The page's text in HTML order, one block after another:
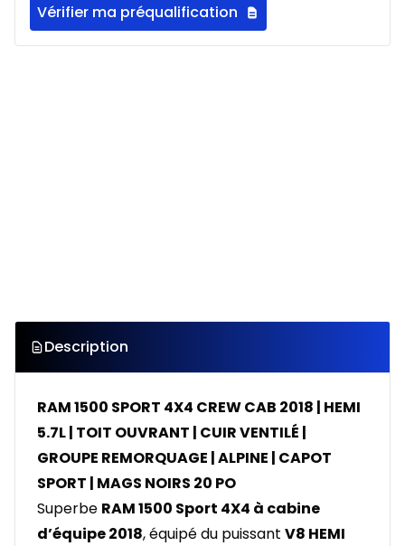
Vérifier ma préqualification
Description
RAM 1500 SPORT 4X4 CREW CAB 2018 | HEMI
5.7L | TOIT OUVRANT | CUIR VENTILÉ |
GROUPE REMORQUAGE | ALPINE | CAPOT
SPORT | MAGS NOIRS 20 PO
Superbe RAM 1500 Sport 4X4 à cabine
d’équipe 2018, équipé du puissant V8 HEMI